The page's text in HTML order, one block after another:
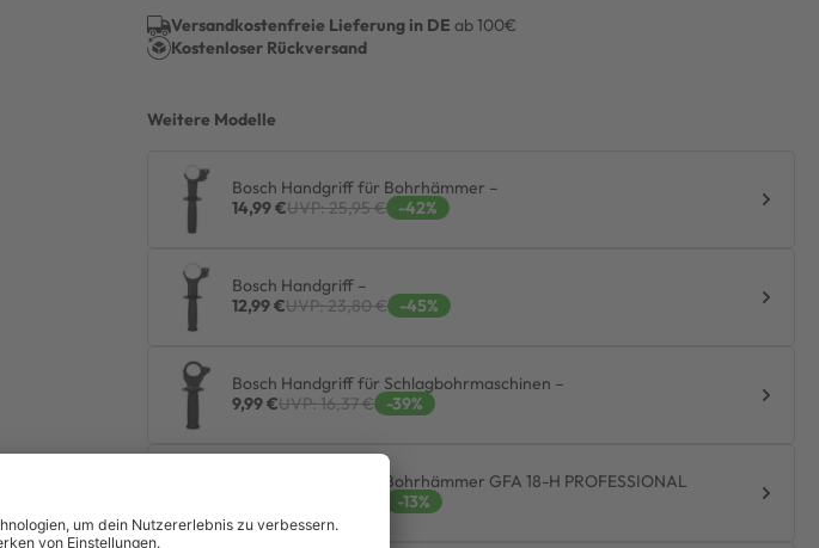
Versandkostenfreie Lieferung in DE ab 100€
Kostenloser Rückversand
Weitere Modelle
Bosch Handgriff für Bohrhämmer –
14,99 €UVP: 25,95 € -42%
Bosch Handgriff –
12,99 €UVP: 23,80 € -45%
Bosch Handgriff für Schlagbohrmaschinen –
9,99 €UVP: 16,37 € -39%
Bosch Handgriff für Bohrhämmer GFA 18-H PROFESSIONAL
-13%